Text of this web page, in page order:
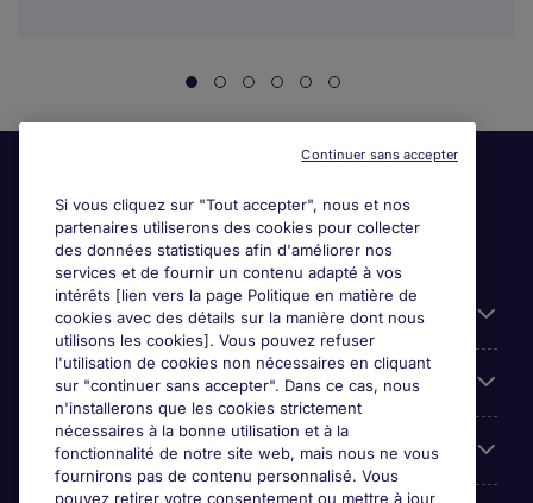
Liens utiles
Parcourir nos offres
Cookie settings
Si vous cliquez sur "Tout accepter", nous et nos
partenaires utiliserons des cookies pour collecter
des données statistiques afin d'améliorer nos
services et de fournir un contenu adapté à vos
intérêts [lien vers la page Politique en matière de
cookies avec des détails sur la manière dont nous
utilisons les cookies]. Vous pouvez refuser
l'utilisation de cookies non nécessaires en cliquant
sur "continuer sans accepter". Dans ce cas, nous
n'installerons que les cookies strictement
nécessaires à la bonne utilisation et à la
fonctionnalité de notre site web, mais nous ne vous
fournirons pas de contenu personnalisé. Vous
pouvez retirer votre consentement ou mettre à jour
Continuer sans accepter